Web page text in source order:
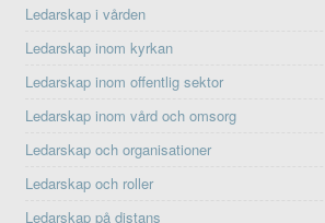
Ledarskap i vården
Ledarskap inom kyrkan
Ledarskap inom offentlig sektor
Ledarskap inom vård och omsorg
Ledarskap och organisationer
Ledarskap och roller
Ledarskap på distans